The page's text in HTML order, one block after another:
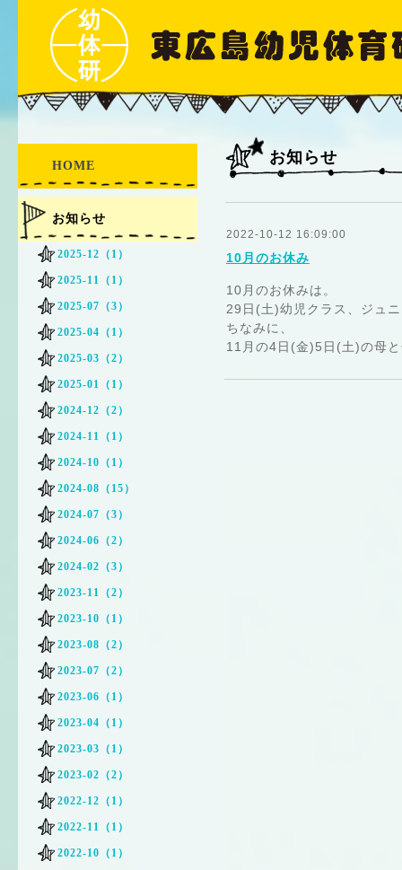
お知らせ
2022-10-12 16:09:00
10月のお休み
10月のお休みは。
29日(土)幼児クラス、ジュ
ちなみに、
11月の4日(金)5日(土)の母
HOME
お知らせ
2025-12（1）
2025-11（1）
2025-07（3）
2025-04（1）
2025-03（2）
2025-01（1）
2024-12（2）
2024-11（1）
2024-10（1）
2024-08（15）
2024-07（3）
2024-06（2）
2024-02（3）
2023-11（2）
2023-10（1）
2023-08（2）
2023-07（2）
2023-06（1）
2023-04（1）
2023-03（1）
2023-02（2）
2022-12（1）
2022-11（1）
2022-10（1）